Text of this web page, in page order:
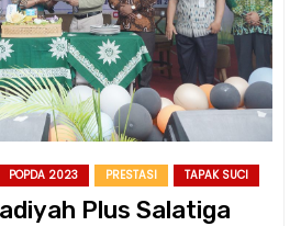
POPDA 2023 PRESTASI TAPAK SUCI
Plus Salatiga